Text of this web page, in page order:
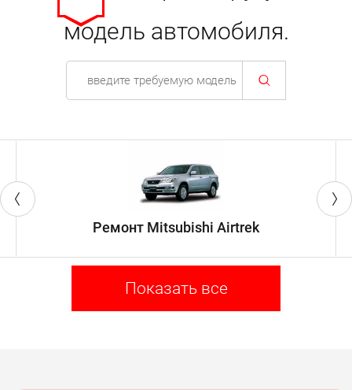
модель автомобиля.
Ремонт Mitsubishi Airtrek
Показать все